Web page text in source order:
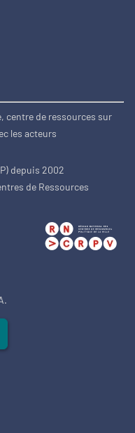
centre de ressources sur
les acteurs
depuis 2002
de Ressources